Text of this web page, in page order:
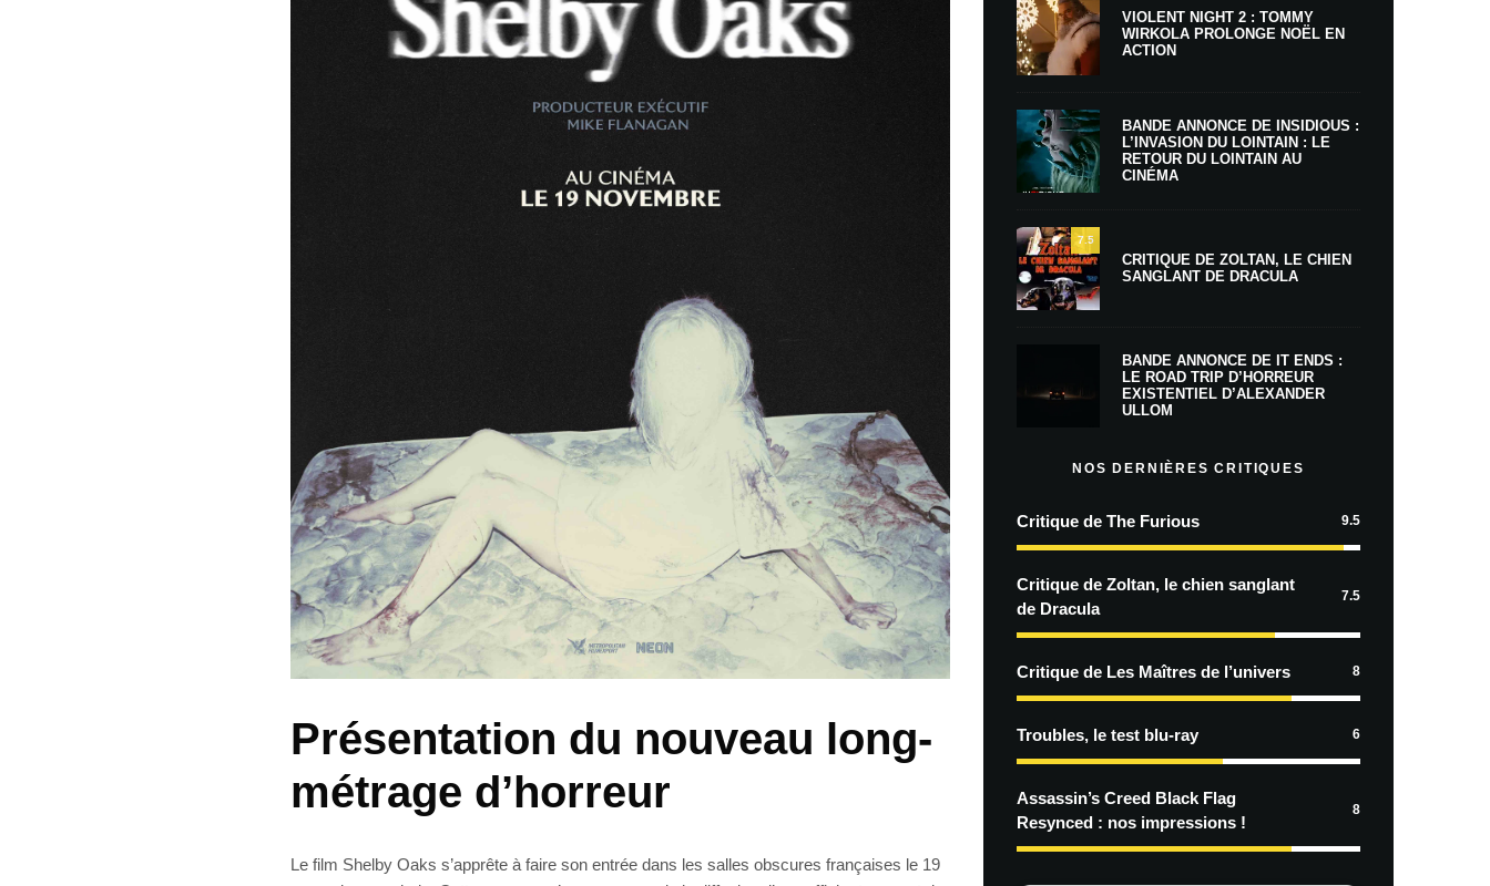
Présentation du nouveau long-
métrage d’horreur
Le film Shelby Oaks s’apprête à faire son entrée dans les salles obscures françaises le 19
VIOLENT NIGHT 2 : TOMMY
WIRKOLA PROLONGE NOËL EN
ACTION
BANDE ANNONCE DE INSIDIOUS :
L’INVASION DU LOINTAIN : LE
RETOUR DU LOINTAIN AU
CINÉMA
7.5
CRITIQUE DE ZOLTAN, LE CHIEN
SANGLANT DE DRACULA
BANDE ANNONCE DE IT ENDS :
LE ROAD TRIP D’HORREUR
EXISTENTIEL D’ALEXANDER
ULLOM
NOS DERNIÈRES CRITIQUES
Critique de The Furious 9.5
Critique de Zoltan, le chien sanglant
de Dracula
7.5
Critique de Les Maîtres de l’univers 8
Troubles, le test blu-ray 6
Assassin’s Creed Black Flag
Resynced : nos impressions !
8